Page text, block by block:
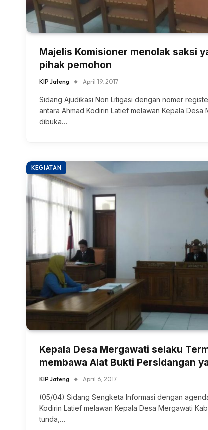
Majelis Komisioner menolak saksi
pihak pemohon
KIP Jateng April 19, 2017
Sidang Ajudikasi Non Litigasi dengan nomer
antara Ahmad Kodirin Latief melawan Kepala
dibuka…
KEGIATAN
Kepala Desa Mergawati selaku
membawa Alat Bukti Persidangan
KIP Jateng April 6, 2017
(05/04) Sidang Sengketa Informasi dengan
Kodirin Latief melawan Kepala Desa Mergawati
tunda,…